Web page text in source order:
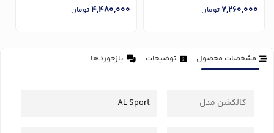
7,260,000تومان 4,480,000تومان
مشخصات محصول توضیحات بازخوردها
کالکشن مدل AL Sport